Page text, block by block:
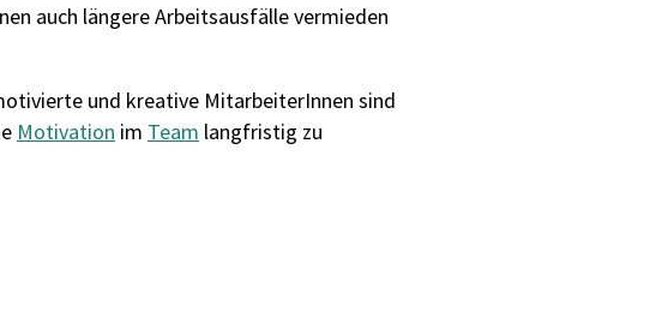
auch längere Arbeitsausfälle vermieden
und kreative MitarbeiterInnen sind
Motivation im Team langfristig zu